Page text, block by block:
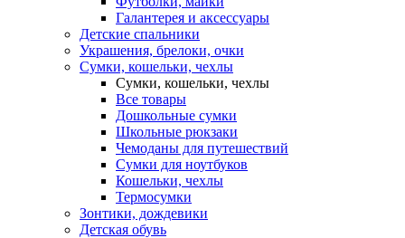
Галантерея и аксессуары
Детские спальники
Украшения, брелоки, очки
Сумки, кошельки, чехлы
Сумки, кошельки, чехлы
Все товары
Дошкольные сумки
Школьные рюкзаки
Чемоданы для путешествий
Сумки для ноутбуков
Кошельки, чехлы
Термосумки
Зонтики, дождевики
Детская обувь